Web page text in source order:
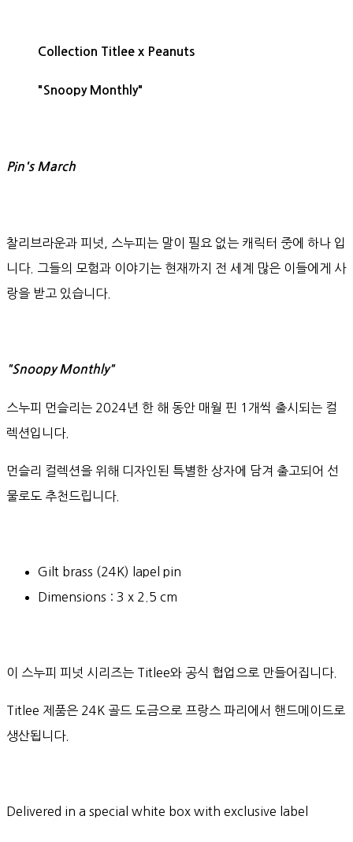
Collection Titlee x Peanuts
"Snoopy Monthly"
Pin's March
찰리브라운과 피넛, 스누피는 말이 필요 없는 캐릭터 중에 하나 입
니다. 그들의 모험과 이야기는 현재까지 전 세계 많은 이들에게 사
랑을 받고 있습니다.
"Snoopy Monthly"
스누피 먼슬리는 2024년 한 해 동안 매월 핀 1개씩 출시되는 컬
렉션입니다.
먼슬리 컬렉션을 위해 디자인된 특별한 상자에 담겨 출고되어 선
물로도 추천드립니다.
Gilt brass (24K) lapel pin
Dimensions : 3 x 2.5 cm
이 스누피 피넛 시리즈는 Titlee와 공식 협업으로 만들어집니다.
Titlee 제품은 24K 골드 도금으로 프랑스 파리에서 핸드메이드로
생산됩니다.
Delivered in a special white box with exclusive label